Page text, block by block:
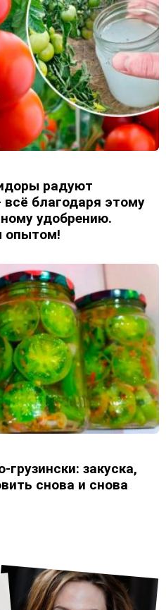
радуют
благодаря этому
удобрению.
опытом!
закуска,
снова и снова